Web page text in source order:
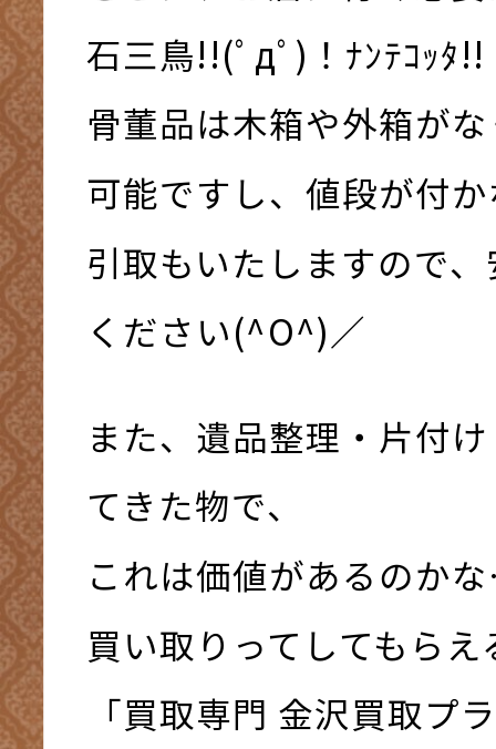
石三鳥!!(ﾟдﾟ)！ﾅﾝﾃｺｯﾀ!!
骨董品は木箱や外箱が
可能ですし、値段が付
引取もいたしますので
ください(^O^)／
また、遺品整理・片付
てきた物で、
これは価値があるのか
買い取りってしてもら
「買取専門 金沢買取プ